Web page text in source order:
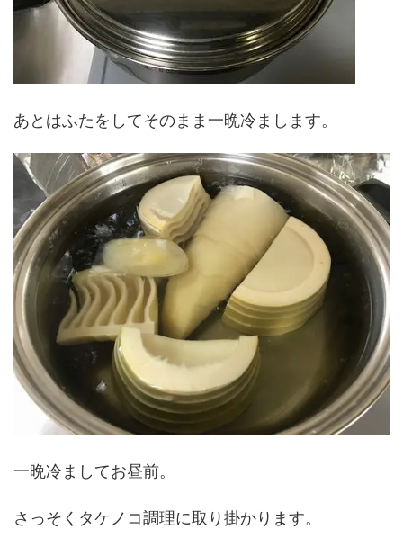
あとはふたをしてそのまま一晩冷まします。
一晩冷ましてお昼前。
さっそくタケノコ調理に取り掛かります。